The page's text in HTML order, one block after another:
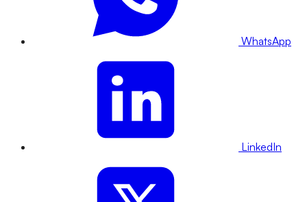
WhatsApp
LinkedIn